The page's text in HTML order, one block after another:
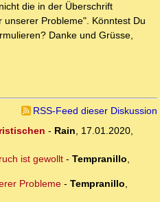
die in der Überschrift
Probleme". Könntest Du
Danke und Grüsse,
RSS-Feed dieser Diskussion
- Rain, 17.01.2020,
ist gewollt- Tempranillo,
Probleme- Tempranillo,